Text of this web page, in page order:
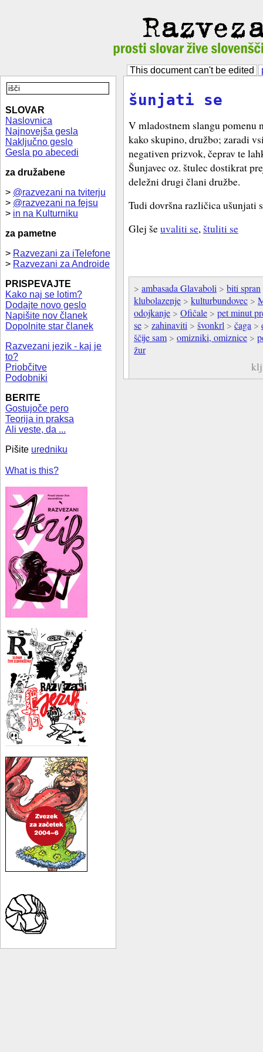
This document can't be edited
SLOVAR
Naslovnica
Najnovejša gesla
Naključno geslo
Gesla po abecedi
za družabene
> @razvezani na tviterju
> @razvezani na fejsu
> in na Kulturniku
za pametne
> Razvezani za iTelefone
> Razvezani za Androide
PRISPEVAJTE
Kako naj se lotim?
Dodajte novo geslo
Napišite nov članek
Dopolnite star članek
Razvezani jezik - kaj je
to?
Priobčitve
Podobniki
BERITE
Gostujoče pero
Teorija in praksa
Ali veste, da ...
Pišite uredniku
What is this?
šunjati se
V mladostnem slangu
kako skupino, družbo; zaradi
negativen prizvok, čeprav te
Šunjavec oz. štulec dostikrat
deležni drugi člani družbe.
Tudi dovršna različica ušunjati
Glej šeuvaliti se,štuliti se
> ambasada Glavaboli > biti spran
klubolazenje > kulturbundovec >
odojkanje > Ofičale > pet minut
se > zahinaviti > švonkrl > čaga >
ščije sam > omizniki, omiznice >
žur